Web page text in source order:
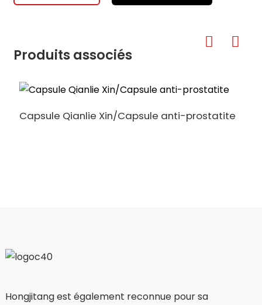
Produits associés
Capsule Qianlie Xin/Capsule anti-prostatite
Hongjitang est également reconnue pour sa